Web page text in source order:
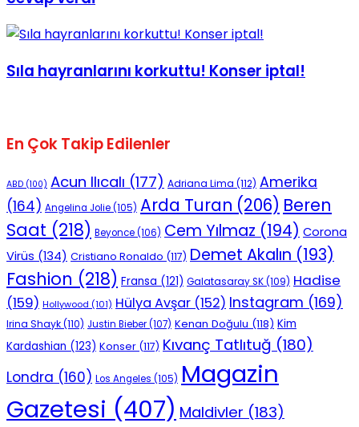
Sıla hayranlarını korkuttu! Konser iptal!
En Çok Takip Edilenler
ABD (100) Acun Ilıcalı (177) Adriana Lima (112) Amerika
(164) Angelina Jolie(105) Arda Turan (206) Beren
Saat (218) Beyonce(106) Cem Yılmaz (194) Corona
Virüs (134) Cristiano Ronaldo (117) Demet Akalın (193)
Fashion (218) Fransa (121) Galatasaray SK(109) Hadise
(159) Hollywood (101) Hülya Avşar (152) Instagram (169)
Irina Shayk(110) Justin Bieber(107) Kenan Doğulu (118) Kim
Kardashian (123) Konser (117) Kıvanç Tatlıtuğ (180)
Londra (160) Los Angeles (105) Magazin
Gazetesi (407) Maldivler (183)